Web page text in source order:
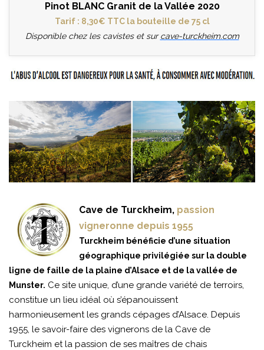
Pinot BLANC Granit de la Vallée 2020
Tarif : 8,30€ TTC la bouteille de 75 cl
Disponible chez les cavistes et surcave-turckheim.com
Cave de Turckheim, passion
vigneronne depuis 1955
Turckheim bénéficie d’une situation
géographique privilégiée sur la double
ligne de faille de la plaine d’Alsace et de la vallée de
Munster. Ce site unique, d’une grande variété de terroirs,
constitue un lieu idéal où s’épanouissent
harmonieusement les grands cépages d’Alsace. Depuis
1955, le savoir-faire des vignerons de la Cave de
Turckheim et la passion de ses maîtres de chais